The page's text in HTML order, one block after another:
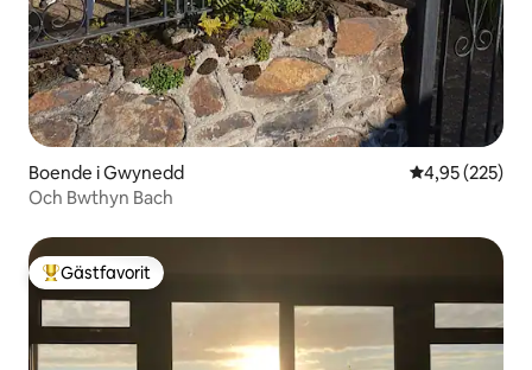
Boende i Gwynedd 4,95 av 5 i
4,95 (225)
Och Bwthyn Bach
Populär gästfavorit
Gästfavorit